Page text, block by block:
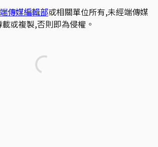
端傳媒編輯部或相關單位所有,未經端傳媒
或複製,否則即為侵權。